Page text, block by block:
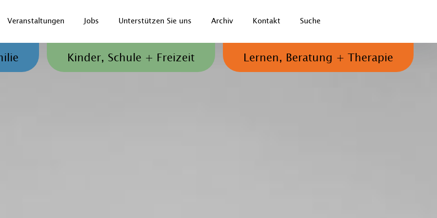
und Familien
Veranstaltungen Jobs Unterstützen Sie uns Archiv Kontakt Suche
Kinder, Schule + Freizeit Lernen, Beratung + Therapie